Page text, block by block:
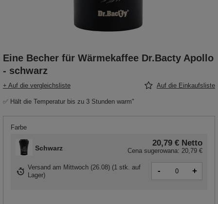
Eine Becher für Wärmekaffee Dr.Bacty Apollo
- schwarz
+ Auf die vergleichsliste Auf die Einkaufsliste
✅ Hält die Temperatur bis zu 3 Stunden warm"
Farbe
Schwarz
20,79 € Netto
Cena sugerowana: 20,79 €
Versand am Mittwoch (26.08) (1 stk. auf
Lager) - +